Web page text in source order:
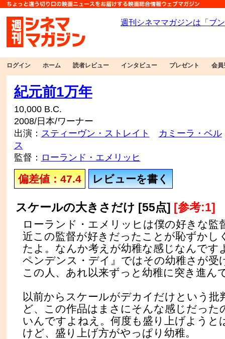
ログイン ホーム 読者レビュー インタビュー プレゼント 会員
紀元前1万年
10,000 B.C.
2008/日本/ワーナー
出演： スティーヴン・ストレイト
カミーラ・ベル
ス
監督： ローランド・エメリッヒ
偏差値：47.4 レビューを書く
スケールの大きさだけ [55点] [参考:1]
ローランド・エメリッヒは僕の好きな監
近この監督が好きだったことが恥ずかし
たよ。なんか考えが幼稚な感じなんです
ペンデンス・デイ』ではその幼稚さが受
この人、あれ以来ずっと幼稚に突き進ん
以前からスケールがデカイだけという批
ど、この作品はまさにそんな感じだった
いんですよねえ。何度も盛り上げようと
けど、盛り上げ方がやっぱり幼稚。